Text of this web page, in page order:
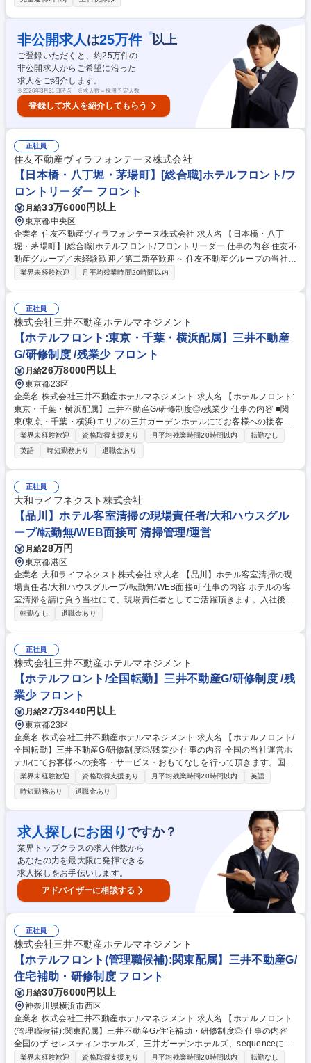
ルのサービス、レストラン、景観、地域とのつながりを調査し、そのホテ
ルがリニューアルすることで再生の余地があるかを検討/ネット上での各種
調査(インバウンド需要の伸びや各地域ごとでの日本経済の動き等)/調査し
た内容を提案書へまとめ、独自のホテル再生プランを企画・作成。社内稟
議を実施して、成立した場合は、管理運営側との折衝等。 募集職種 【ホ
テル再生企画・実行】ホテル業界経験者歓迎！/業界4位の客室数を展開
非公開求人 は25万件 ※以上
ご登録いただくと、約25万件の
非公開求人からご希望に沿った
求人をご紹介します。
※2026年3月31日時点 ※求人数＝採用予定人数
登録して求人を紹介してもらう
正社員
住友不動産ヴィラフォンテーヌ株式会社
【日本橋・八丁堀・茅場町】[総合職]ホテルフロント/フ
ロントリーダー フロント
月給33万6000円以上
東京都中央区
企業名 住友不動産ヴィラフォンテーヌ株式会社 求人名 【日本橋・八丁
堀・茅場町】[総合職]ホテルフロント/フロントリーダー 仕事の内容 住友不
動産グループ／未経験歓迎／第二新卒歓迎～ 住友不動産グループの当社で
ホテルフロント業務をお任せします。適性に応じてフロント一般職または
ます。 ・チェックイン・チェックアウト対応業務 ・予約受付、問い合わ
せ、お客様要望への対応業務 ・請求書等の事務処理業務 ・稼動・売上管
理、客室対応、安全管理等の業務 募集職種 【日本橋・八丁堀・茅場町】
[総合職]ホテルフロント/フロントリーダー
業界未経験歓迎 月平均残業時間20時間以内
正社員
株式会社三井不動産ホテルマネジメント
【ホテルフロント:東京・千葉・横浜配属】三井不動産
G/研修制度 /残業少 フロント
月給26万8000円以上
東京都23区
企業名 株式会社三井不動産ホテルマネジメント 求人名 【ホテルフロント:
東京・千葉・横浜配属】三井不動産G/研修制度◎/残業少 仕事の内容 ■関
東(東京・千葉・横浜)エリアの三井ガーデンホテルにてお客様への接客・
サービス・おもてなしを行って頂きます。国内外問わず様々なお客様と接
しながら当社にて良いキャリアステップを歩んでいただきたいと考 えてお
ります！ 【詳細】接客(フロント)業務及び予約(電話対応)業務 【働き方】
残業月10～20H程度/月8～10日休のシフト勤務/夜勤あり 【研修制度】基
本的な接遇研修からフロント業務まで研修制度が充実しており、成長ステ
ージに応じて様々な研修を受講頂けます。 【キャリアプラン】スタッフ⇒
リーダー⇒マネージャー等ご自身の頑張りによりしっかりキャリアアップ
いただける環境です。 募集職種 【ホテルフロント:東京・千葉・横浜配
属】三井不動産G/研修制度◎/残業少
業界未経験歓迎 資格取得支援あり 月平均残業時間20時間以内
転勤なし
英語
時短勤務あり 退職金あり
正社員
大和ライフネクスト株式会社
【品川】ホテル客室清掃の現場責任者/大和ハウスグル
ープ/転勤無/WEB面接可 清掃管理/運営
月給28万円
東京都港区
企業名 大和ライフネクスト株式会社 求人名 【品川】ホテル客室清掃の現
場責任者/大和ハウスグループ/転勤無/WEB面接可 仕事の内容 ホテルの客
室清掃を請け負う当社にて、現場責任者としてご活躍頂きます。入社後は
先輩もしくはホテル担当者とイチから業務を学び、4ヵ月～半年程度かけ
ントロール＆人員配置 ■ホテルへの完了報告 ■収支確認 ■スタッフの育成
※1日あたりのスタッフ数は14名ほどです。 ※1つのホテルにつき、現場
責任者は1名が基本。大きいホテルの場合は、副責任者と2名で管理するこ
ともあります。 募集職種 【品川】ホテル客室清掃の現場責任者/大和ハウ
スグループ/転勤無/WEB面接可
転勤なし 退職金あり
正社員
株式会社三井不動産ホテルマネジメント
【ホテルフロント/全国転勤】三井不動産G/研修制度 /残
業少 フロント
月給27万3440円以上
東京都23区
企業名 株式会社三井不動産ホテルマネジメント 求人名 【ホテルフロント/
全国転勤】三井不動産G/研修制度◎/残業少 仕事の内容 全国の当社運営ホ
テルにてお客様への接客・サービス・おもてなしを行って頂きます。国内
外問わず様々なお客様と接しながら当社にて良いキャリアステップを歩ん
でいただきたいと考えております！ 【詳細】接客(フロント)業務及び予約
(電話対応)業務 【働き方】残業月10～20H程度/月8～10日休のシフト勤
務/夜勤あり 【研修制度】基本的な接遇研修からフロント業務まで研修制
度が充実しており、成長ステージに応じて様々な研修を受講頂けます。
【キャリアプラン】スタッフ⇒リーダー⇒マネージャー等ご自身の頑張り
によりしっかりキャリアアップいただける環境です。 募集職種 【ホテル
フロント/全国転勤】三井不動産G/研修制度◎/残業少
業界未経験歓迎 資格取得支援あり 月平均残業時間20時間以内
英語
時短勤務あり
退職金あり
求人探しにお困り ですか？
業界トップクラスの求人件数から
あなたの力を最大限に発揮できる
求人探しをお手伝いします。
アドバイザーに相談する
正社員
株式会社三井不動産ホテルマネジメント
【ホテルフロント(管理職候補):関東配属】三井不動産G/
住宅補助・研修制度 フロント
月給30万6000円以上
神奈川県横浜市西区
企業名 株式会社三井不動産ホテルマネジメント 求人名 【ホテルフロント
(管理職候補):関東配属】三井不動産G/住宅補助・研修制度◎ 仕事の内容
全国のザ セレスティンホテルズ、三井ガーデンホテルズ、sequenceにて
管理職候補としてフロント業務全般をお任せいたします。国内外問わず
業界未経験歓迎 資格取得支援あり 月平均残業時間20時間以内
転勤なし